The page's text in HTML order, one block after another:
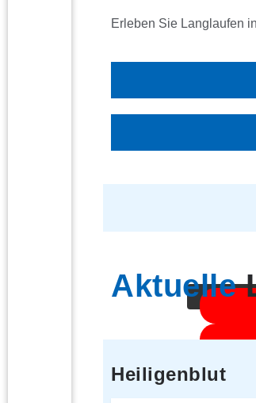
Erleben Sie Langlaufen
Aktuelle
Heiligenblut